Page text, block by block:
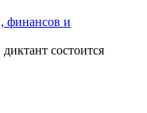
финансов и
состоится